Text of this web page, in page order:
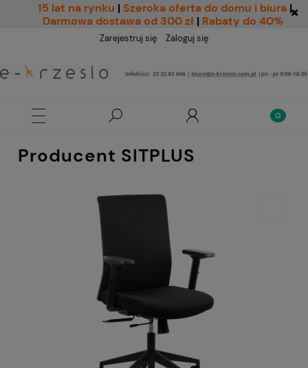
15 lat na rynku | Szeroka oferta do domu i biura |
Darmowa dostawa od 300 zł | Rabaty do 40%
Zarejestruj się Zaloguj się
Producent SITPLUS